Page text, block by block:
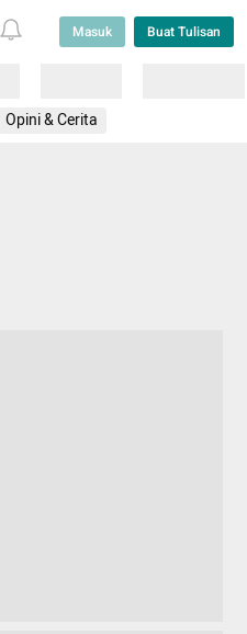
Masuk Buat Tulisan
Opini & Cerita